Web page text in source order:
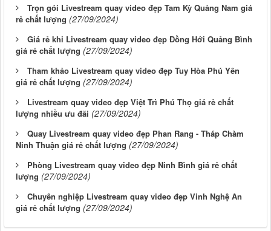
Trọn gói Livestream quay video đẹp Tam Kỳ Quảng Nam giá
rẻ chất lượng (27/09/2024)
Giá rẻ khi Livestream quay video đẹp Đồng Hới Quảng Bình
giá rẻ chất lượng (27/09/2024)
Tham khảo Livestream quay video đẹp Tuy Hòa Phú Yên
giá rẻ chất lượng (27/09/2024)
Livestream quay video đẹp Việt Trì Phú Thọ giá rẻ chất
lượng nhiều ưu đãi (27/09/2024)
Quay Livestream quay video đẹp Phan Rang - Tháp Chàm
Ninh Thuận giá rẻ chất lượng (27/09/2024)
Phòng Livestream quay video đẹp Ninh Bình giá rẻ chất
lượng (27/09/2024)
Chuyên nghiệp Livestream quay video đẹp Vinh Nghệ An
giá rẻ chất lượng (27/09/2024)